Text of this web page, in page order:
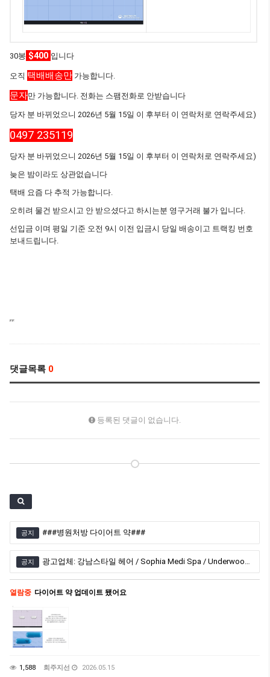
30봉 $400 입니다
오직 택배배송만 가능합니다.
문자만 가능합니다. 전화는 스팸전화로 안받습니다
당자 분 바뀌었으니 2026년 5월 15일 이 후부터 이 연락처로 연락주세요)
0497 235119
당자 분 바뀌었으니 2026년 5월 15일 이 후부터 이 연락처로 연락주세요)
늦은 밤이라도 상관없습니다
택배 요즘 다 추적 가능합니다.
오히려 물건 받으시고 안 받으셨다고 하시는분 영구거래 불가 입니다.
선입금 이며 평일 기준 오전 9시 이전 입금시 당일 배송이고 트랙킹 번호
보내드립니다.
댓글목록 0
등록된 댓글이 없습니다.
공지 ###병원처방 다이어트 약###
공지 광고업체: 강남스타일 헤어 / Sophia Medi Spa / Underwood Health Clinic / 엠비언스 한인 레이저 클리닉
열람중 다이어트 약 업데이트 됐어요
1,588 희주지선 2026.05.15